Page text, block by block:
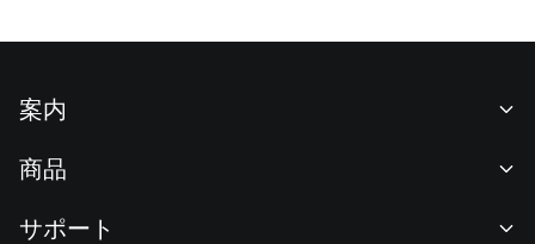
案内
ニュースルーム
商品
サポート